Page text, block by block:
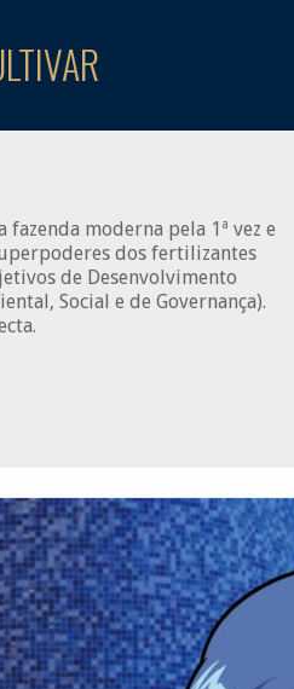
moderna pela 1ª vez e
dos fertilizantes
de Desenvolvimento
Social e de Governança).